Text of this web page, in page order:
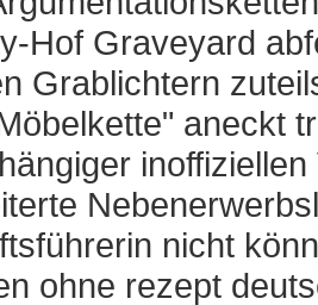
Hof Graveyard
Grablichtern
aneckt
nicht
ohne rezept